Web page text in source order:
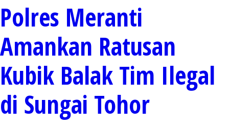
Polres Meranti
Amankan Ratusan
Kubik Balak Tim Ilegal
di Sungai Tohor